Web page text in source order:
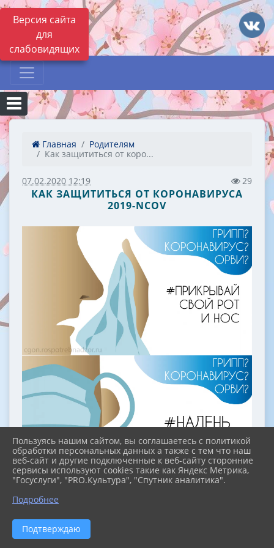
Версия сайта
для
слабовидящих
Главная
Родителям
Как защититься от коро...
07.02.2020 12:19 29
КАК ЗАЩИТИТЬСЯ ОТ КОРОНАВИРУСА
2019-NCOV
Пользуясь нашим сайтом, вы соглашаетесь с политикой
обработки персональных данных а также с тем что наш
веб-сайт и другие подключенные к веб-сайту сторонние
сервисы используют cookies такие как Яндекс Метрика,
"Госуслуги", "PRO.Культура", "Спутник аналитика".
Подробнее
Подтверждаю